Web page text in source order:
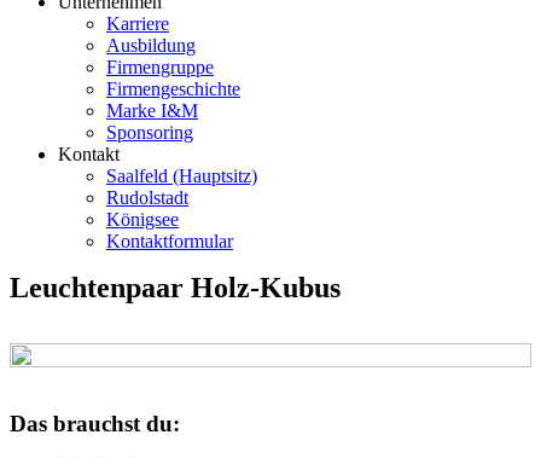
Karriere
Ausbildung
Firmengruppe
Firmengeschichte
Marke I&M
Sponsoring
Kontakt
Saalfeld (Hauptsitz)
Rudolstadt
Königsee
Kontaktformular
Leuchtenpaar Holz-Kubus
Das brauchst du: